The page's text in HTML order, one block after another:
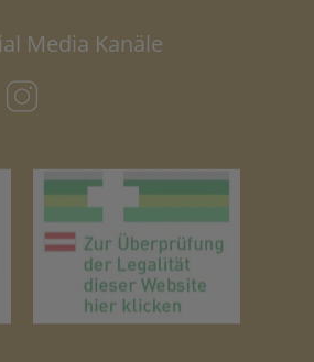
Media Kanäle
(öffnet in neuem Tab)